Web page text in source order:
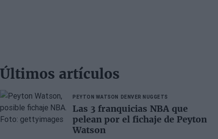
Últimos artículos
PEYTON WATSON DENVER NUGGETS
Las 3 franquicias NBA que
pelean por el fichaje de Peyton
Watson